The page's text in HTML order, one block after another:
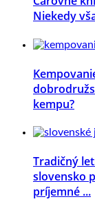
Niekedy
kempu?
Tradičný
slovensko
príjemné ...